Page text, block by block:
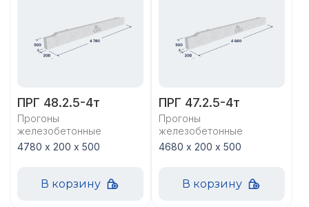
ПРГ 48.2.5-4т
Прогоны
железобетонные
4780 х 200 х 500
В корзину
ПРГ 47.2.5-4т
Прогоны
железобетонные
4680 х 200 х 500
В корзину